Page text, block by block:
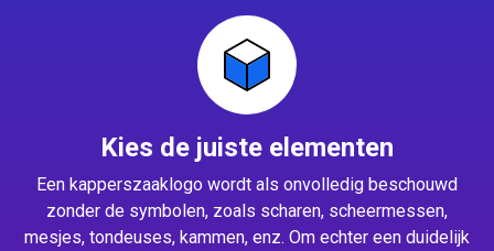
Kies de juiste elementen
Een kapperszaaklogo wordt als onvolledig beschouwd
zonder de symbolen, zoals scharen, scheermessen,
mesjes, tondeuses, kammen, enz. Om echter een duidelijk